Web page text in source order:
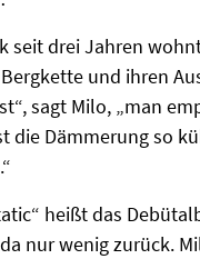
seit drei Jahren
und ihren
sagt Milo, „man
die Dämmerung so
heißt das
nur wenig zurück.